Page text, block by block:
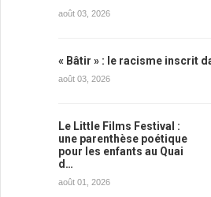
août 03, 2026
« Bâtir » : le racisme inscrit
août 03, 2026
Le Little Films Festival :
une parenthèse poétique
pour les enfants au Quai
d…
août 01, 2026